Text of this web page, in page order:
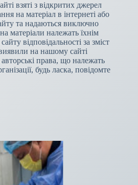
взяті з відкритих джерел
на матеріал в інтернеті або
та надаються виключно
матеріали належать їхнім
відповідальності за зміст
на нашому сайті
права, що належать
будь ласка, повідомте